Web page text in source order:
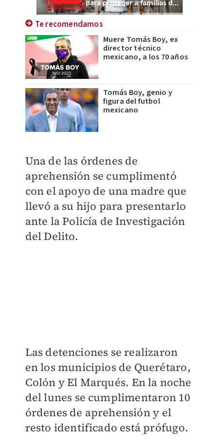
Te recomendamos
Muere Tomás Boy, ex
director técnico
mexicano, a los 70 años
Tomás Boy, genio y
figura del futbol
mexicano
Una de las órdenes de
aprehensión se cumplimentó
con el apoyo de una madre que
llevó a su hijo para presentarlo
ante la Policía de Investigación
del Delito.
Las detenciones se realizaron
en los municipios de Querétaro,
Colón y El Marqués. En la noche
del lunes se cumplimentaron 10
órdenes de aprehensión y el
resto identificado está prófugo.